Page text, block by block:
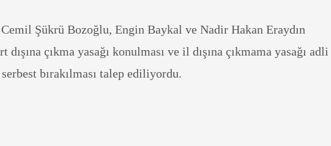
Şükrü Bozoğlu, Engin Baykal ve Nadir Hakan Eraydın
dışına çıkma yasağı konulması ve il dışına çıkmama yasağı adli
bırakılması talep ediliyordu.